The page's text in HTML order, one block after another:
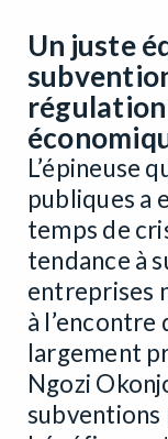
Un juste
L’épineuse
publiques a
temps de
tendance à
entreprises
à
largement
Ngozi